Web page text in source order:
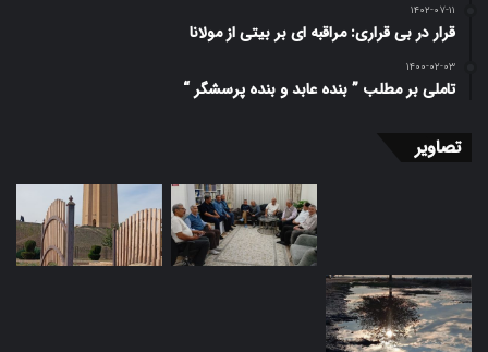
۱۴۰۲-۰۷-۱۱
قرار در بی قراری: مراقبه ای بر بیتی از مولانا
۱۴۰۰-۰۲-۰۳
تاملی بر مطلب ” بنده عابد و بنده پرسشگر “
تصاویر